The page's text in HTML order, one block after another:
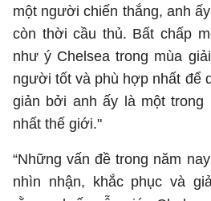
một người chiến thắng, anh
còn thời cầu thủ. Bất chấp
như ý Chelsea trong mùa
người tốt và phù hợp nhất để
giản bởi anh ấy là một trong
nhất thế giới."
“Những vấn đề trong năm
nhìn nhận, khắc phục và